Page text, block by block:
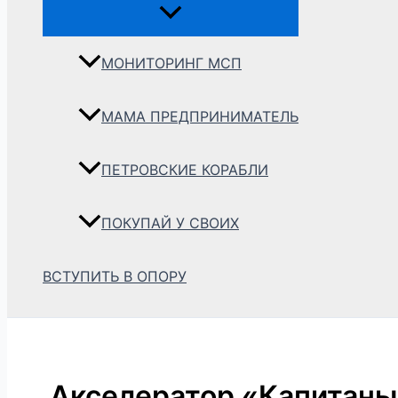
МОНИТОРИНГ МСП
МАМА ПРЕДПРИНИМАТЕЛЬ
ПЕТРОВСКИЕ КОРАБЛИ
ПОКУПАЙ У СВОИХ
ВСТУПИТЬ В ОПОРУ